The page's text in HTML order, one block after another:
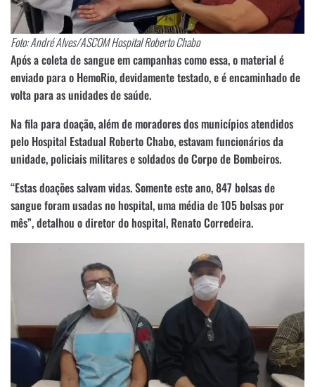
Foto: André Alves/ASCOM Hospital Roberto Chabo
Após a coleta de sangue em campanhas como essa, o material é
enviado para o HemoRio, devidamente testado, e é encaminhado de
volta para as unidades de saúde.
Na fila para doação, além de moradores dos municípios atendidos
pelo Hospital Estadual Roberto Chabo, estavam funcionários da
unidade, policiais militares e soldados do Corpo de Bombeiros.
“Estas doações salvam vidas. Somente este ano, 847 bolsas de
sangue foram usadas no hospital, uma média de 105 bolsas por
mês”, detalhou o diretor do hospital, Renato Corredeira.